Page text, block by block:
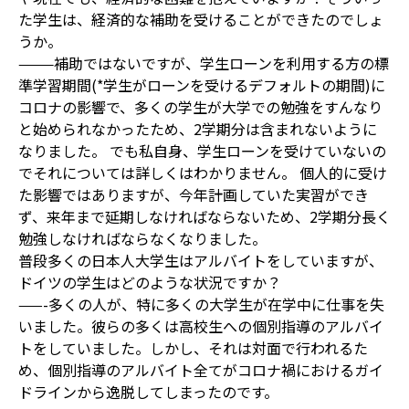
た学生は、経済的な補助を受けることができたのでしょ
うか。
———補助ではないですが、学生ローンを利用する方の標
準学習期間(*学生がローンを受けるデフォルトの期間)に
コロナの影響で、多くの学生が大学での勉強をすんなり
と始められなかったため、2学期分は含まれないように
なりました。 でも私自身、学生ローンを受けていないの
でそれについては詳しくはわかりません。 個人的に受け
た影響ではありますが、今年計画していた実習ができ
ず、来年まで延期しなければならないため、2学期分長く
勉強しなければならなくなりました。
普段多くの日本人大学生はアルバイトをしていますが、
ドイツの学生はどのような状況ですか？
——-多くの人が、特に多くの大学生が在学中に仕事を失
いました。彼らの多くは高校生への個別指導のアルバイ
トをしていました。しかし、それは対面で行われるた
め、個別指導のアルバイト全てがコロナ禍におけるガイ
ドラインから逸脱してしまったのです。